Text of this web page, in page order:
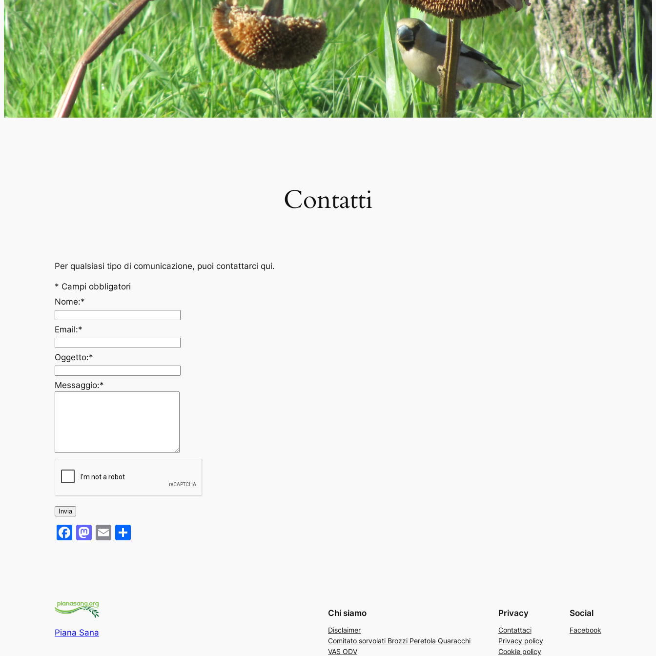
Contatti
Per qualsiasi tipo di comunicazione, puoi contattarci qui.
* Campi obbligatori
Nome:*
Email:*
Oggetto:*
Messaggio:*
Facebook
Mastodon
Email
Piana Sana
Chi siamo
Disclaimer
Comitato sorvolati Brozzi Peretola Quaracchi
VAS ODV
Privacy
Contattaci
Privacy policy
Cookie policy
Social
Facebook